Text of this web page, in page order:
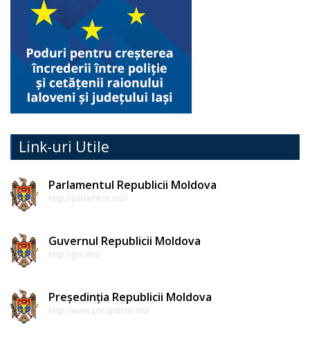
Link-uri Utile
Parlamentul Republicii Moldova
http://parlament.md/
Guvernul Republicii Moldova
http://gov.md/
Președinția Republicii Moldova
http://www.presedinte.md/